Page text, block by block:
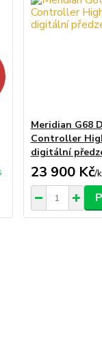
Meridian G68
Controller
digitální
23 900 Kč/